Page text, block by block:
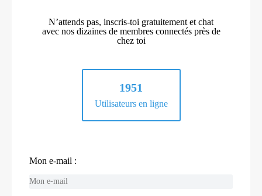
N’attends pas, inscris-toi gratuitement et chat
avec nos dizaines de membres connectés près de
chez toi
1951
Utilisateurs en ligne
Mon e-mail :